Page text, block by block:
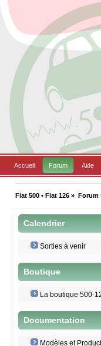
Accueil Forum Aide
Fiat 500 • Fiat 126 » Forum
Calendrier
Sorties à venir
Boutique
La boutique 500-
Documentation
Modèles et